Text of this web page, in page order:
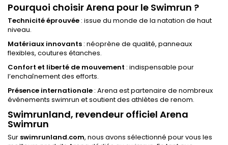
Pourquoi choisir Arena pour le Swimrun ?
Technicité éprouvée : issue du monde de la natation de haut
niveau.
Matériaux innovants : néoprène de qualité, panneaux
flexibles, coutures étanches.
Confort et liberté de mouvement : indispensable pour
l’enchaînement des efforts.
Présence internationale : Arena est partenaire de nombreux
événements swimrun et soutient des athlètes de renom.
Swimrunland, revendeur officiel Arena
Swimrun
Sur swimrunland.com, nous avons sélectionné pour vous les